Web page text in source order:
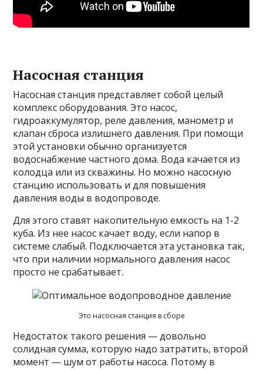
Насосная станция
Насосная станция представляет собой целый
комплекс оборудования. Это насос,
гидроаккумулятор, реле давления, манометр и
клапан сброса излишнего давления. При помощи
этой установки обычно организуется
водоснабжение частного дома. Вода качается из
колодца или из скважины. Но можно насосную
станцию использовать и для повышения
давления воды в водопроводе.
Для этого ставят накопительную емкость на 1-2
куба. Из нее насос качает воду, если напор в
системе слабый. Подключается эта установка так,
что при наличии нормального давления насос
просто не срабатывает.
Это насосная станция в сборе
Недостаток такого решения — довольно
солидная сумма, которую надо затратить, второй
момент — шум от работы насоса. Потому в